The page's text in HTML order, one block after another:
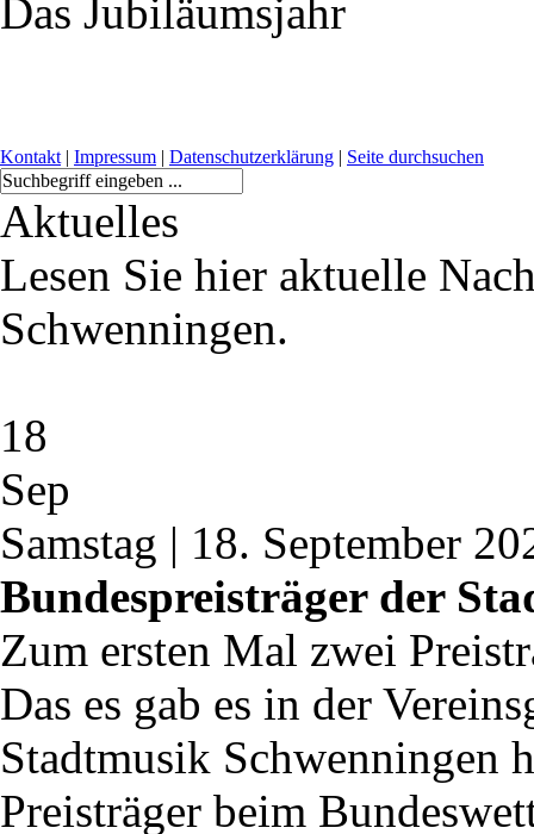
Das Jubiläumsjahr
Kontakt | Impressum | Datenschutzerklärung | Seite durchsuchen
Aktuelles
Lesen Sie hier aktuelle
Schwenningen.
18
Sep
Samstag | 18. September
Bundespreisträger der
Zum ersten Mal zwei
Das es gab es in der
Stadtmusik Schwenningen
Preisträger beim